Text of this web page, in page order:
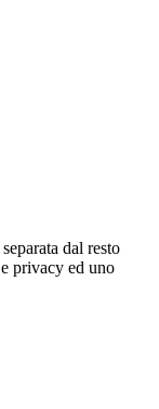
dal resto
privacy ed uno